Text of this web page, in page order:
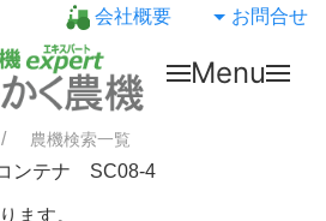
会社概要 お問合せ
Menu
農機検索一覧
ンテナ SC08-4
ます。